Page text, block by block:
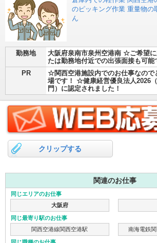
のピッキング作業 重量物の
ん
勤務地
大阪府泉南市泉州空港南 ☆ご希望
たは勤務地付近での出張面接も可能
PR
☆関西空港施設内でのお仕事なので
場です！ ☆健康経営優良法人2026
門）に認定されました！
クリップする
関連のお仕事
同じエリアのお仕事
大阪府
同じ最寄り駅のお仕事
関西空港線関西空港駅
南海電鉄